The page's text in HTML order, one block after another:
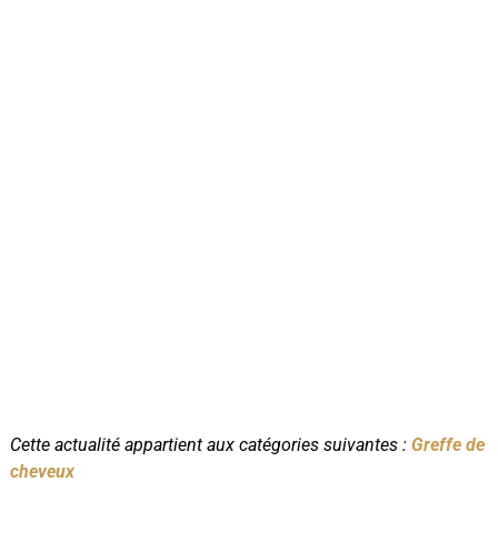
Cette actualité appartient aux catégories suivantes : Greffe de
cheveux